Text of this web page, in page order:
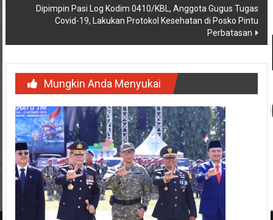
Dipimpin Pasi Log Kodim 0410/KBL, Anggota Gugus Tugas
Covid-19, Lakukan Protokol Kesehatan di Posko Pintu
Perbatasan
Mungkin Anda Menyukai